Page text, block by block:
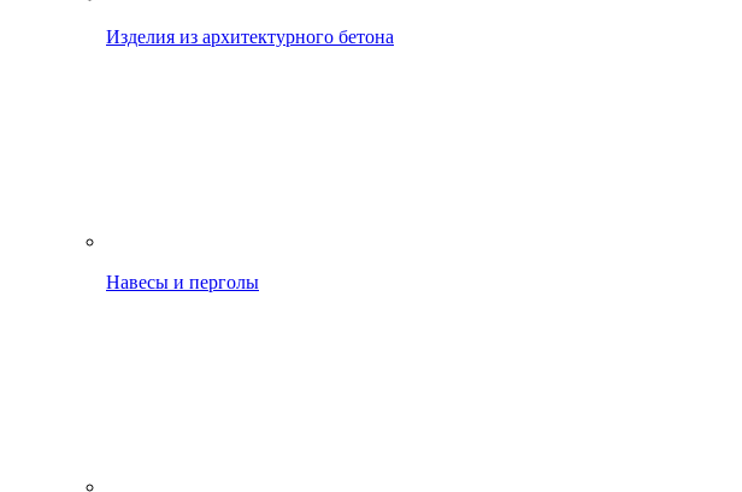
Изделия из архитектурного бетона
Навесы и перголы